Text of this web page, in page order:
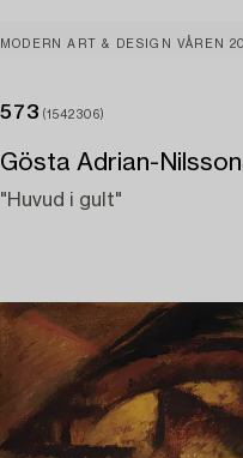
MODERN ART & DESIGN VÅREN
573 (1542306)
Gösta Adrian-Nilsson
"Huvud i gult"